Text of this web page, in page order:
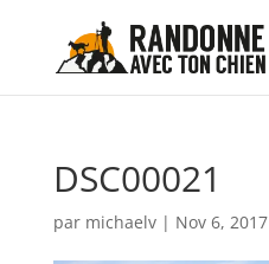
DSC00021
par michaelv| Nov 6, 2017